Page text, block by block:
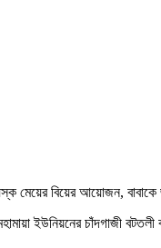
ইউনিয়নের চাঁদগাজী বটতলী